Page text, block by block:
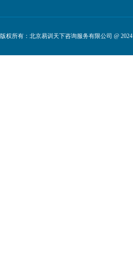
版权所有：北京易训天下咨询服务有限公司 @ 2024